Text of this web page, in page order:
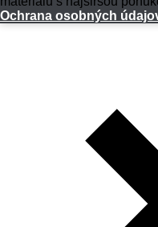
Ochrana osobných